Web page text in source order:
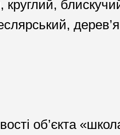
круглий,
об’єкта